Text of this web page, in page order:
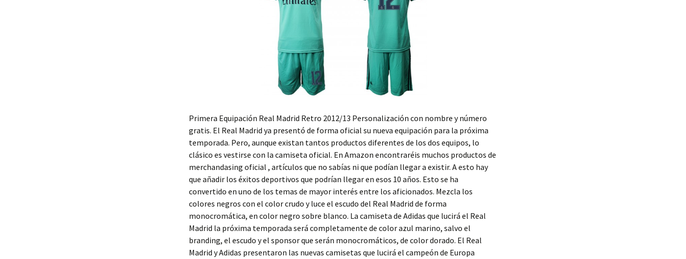
Primera Equipación Real Madrid Retro 2012/13 Personalización con nombre y número
gratis. El Real Madrid ya presentó de forma oficial su nueva equipación para la próxima
temporada. Pero, aunque existan tantos productos diferentes de los dos equipos, lo
clásico es vestirse con la camiseta oficial. En Amazon encontraréis muchos productos de
merchandasing oficial , artículos que no sabías ni que podían llegar a existir. A esto hay
que añadir los éxitos deportivos que podrían llegar en esos 10 años. Esto se ha
convertido en uno de los temas de mayor interés entre los aficionados. Mezcla los
colores negros con el color crudo y luce el escudo del Real Madrid de forma
monocromática, en color negro sobre blanco. La camiseta de Adidas que lucirá el Real
Madrid la próxima temporada será completamente de color azul marino, salvo el
branding, el escudo y el sponsor que serán monocromáticos, de color dorado. El Real
Madrid y Adidas presentaron las nuevas camisetas que lucirá el campeón de Europa